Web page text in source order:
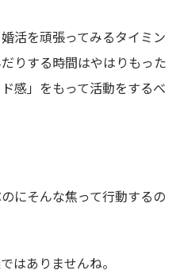
活を頑張ってみるタイミン
りする時間はやはりもった
感」をもって活動をするべ
にそんな焦って行動するの
はありませんね。